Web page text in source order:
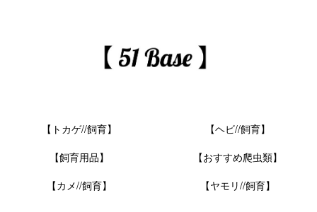
【トカゲ//飼育】
【ヘビ//飼育】
【飼育用品】
【おすすめ爬虫類】
【カメ//飼育】
【ヤモリ//飼育】